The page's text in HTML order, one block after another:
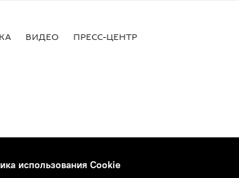
ВИДЕО ПРЕСС-ЦЕНТР
использования Cookie